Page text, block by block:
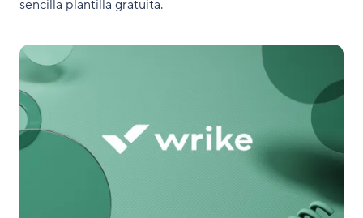
sencilla plantilla gratuita.